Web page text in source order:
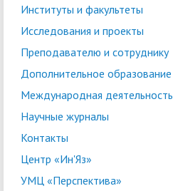
Институты и факультеты
Исследования и проекты
Преподавателю и сотруднику
Дополнительное образование
Международная деятельность
Научные журналы
Контакты
Центр «Ин'Яз»
УМЦ «Перспектива»